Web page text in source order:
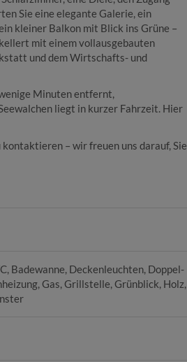
Sie eine elegante Galerie, ein
kleiner Balkon mit Blick ins Grüne –
mit einem vollausgebauten
und dem Wirtschafts- und
Minuten entfernt,
liegt in kurzer Fahrzeit. Hier
– wir freuen uns darauf, Sie
Badewanne Deckenleuchten Doppel-
Gas Grillstelle Grünblick Holz